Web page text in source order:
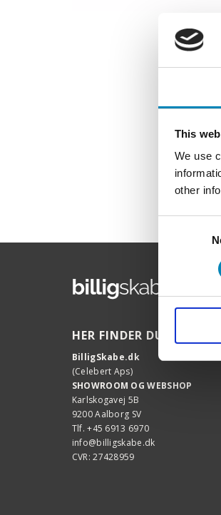
This
We use
other
Selection
HER FINDER DU OS
BilligSkabe.dk
(Celebert Aps)
SHOWROOM OG WEBSHOP
Karlskogavej 5B
9200 Aalborg SV
Tlf. +45 6913 6970
info@billigskabe.dk
CVR: 27428959